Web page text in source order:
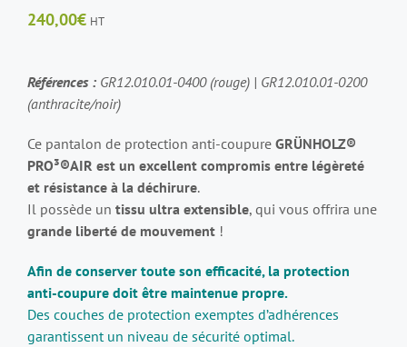
240,00€ HT
Références : GR12.010.01-0400 (rouge) | GR12.010.01-0200
(anthracite/noir)
Ce pantalon de protection anti-coupure GRÜNHOLZ®
PRO³®AIR est un excellent compromis entre légèreté
et résistance à la déchirure.
Il possède un tissu ultra extensible, qui vous offrira une
grande liberté de mouvement !
Afin de conserver toute son efficacité, la protection
anti-coupure doit être maintenue propre.
Des couches de protection exemptes d’adhérences
garantissent un niveau de sécurité optimal.